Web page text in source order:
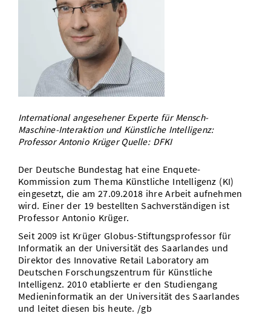
Vom Studium in den Beruf
Study Scheduler
Bibliothek
Open Science/Open Access
Start-ups
IT-Themenabend
Ranking
Zahlen & Fakten
Preise, Auszeichnungen und Förderungen
Kontakt
SIC Merchandise
SIC Podcast
Anfahrt
AnsprechpartnerInnen, Personen, Forschungsgruppen
Termine, Vorträge und Veranstaltungen
International angesehener Experte für Mensch-
Maschine-Interaktion und Künstliche Intelligenz:
Professor Antonio Krüger Quelle: DFKI
Der Deutsche Bundestag hat eine Enquete-
Kommission zum Thema Künstliche Intelligenz (KI)
eingesetzt, die am 27.09.2018 ihre Arbeit aufnehmen
wird. Einer der 19 bestellten Sachverständigen ist
Professor Antonio Krüger.
Seit 2009 ist Krüger Globus-Stiftungsprofessor für
Informatik an der Universität des Saarlandes und
Direktor des Innovative Retail Laboratory am
Deutschen Forschungszentrum für Künstliche
Intelligenz. 2010 etablierte er den Studiengang
Medieninformatik an der Universität des Saarlandes
und leitet diesen bis heute. /gb